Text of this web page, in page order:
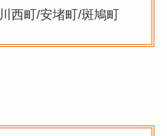
西町/安堵町/斑鳩町